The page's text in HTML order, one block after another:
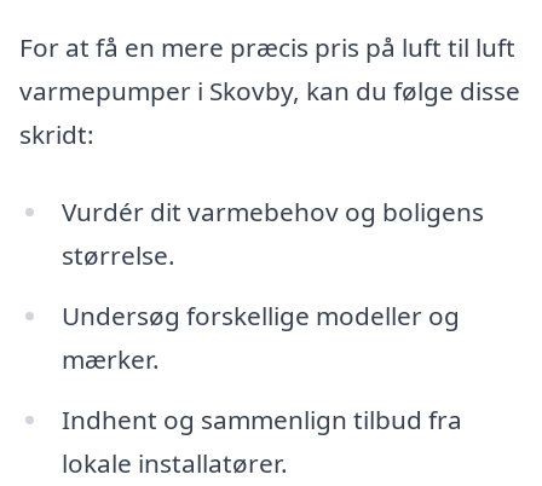
For at få en mere præcis pris på luft til luft
varmepumper i Skovby, kan du følge disse
skridt:
Vurdér dit varmebehov og boligens
størrelse.
Undersøg forskellige modeller og
mærker.
Indhent og sammenlign tilbud fra
lokale installatører.